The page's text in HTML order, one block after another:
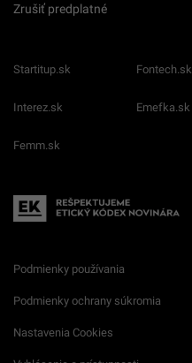
Zrušiť predplatné
Startitup.sk Fontech.sk
Interez.sk Emefka.sk
Femm.sk
Podmienky používania
Podmienky ochrany súkromia
Nastavenia Cookies